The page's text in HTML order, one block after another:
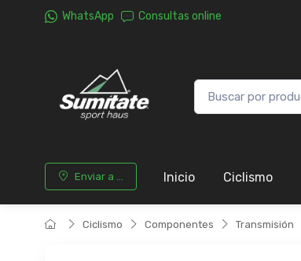
WhatsApp Consultas online
Enviar a ... Inicio Ciclismo
Ciclismo Componentes Transmisión